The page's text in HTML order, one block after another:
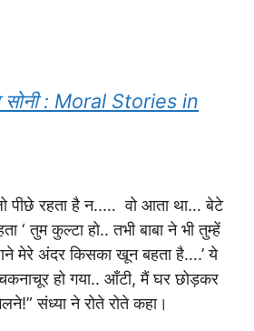
सोनी : Moral Stories in
पीछे रहता है न..… वो आता था… बेटे
‘ तुम कुल्टा हो.. तभी बाबा ने भी तुम्हें
मेरे अंदर किसका खून बहता है….’ ये
हो गया.. आँटी, मैं घर छोड़कर
संध्या ने रोते रोते कहा।